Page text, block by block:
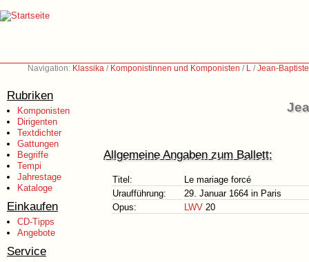
Navigation: Klassika / Komponistinnen und Komponisten / L /Jean-
Rubriken
Komponisten
Dirigenten
Textdichter
Gattungen
Begriffe
Tempi
Jahrestage
Kataloge
Einkaufen
CD-Tipps
Angebote
Service
Allgemeine Angaben zum Ballett:
Titel:
Le mariage forcé
Uraufführung:
29. Januar 1664 in Paris
Opus:
LWV 20